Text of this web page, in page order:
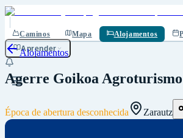
Caminos Mapa Alojamentos
Aprender
Alojamentos
Agerre Goikoa Agroturismo
Época de abertura desconhecida Zarautz
Reservar Guardar